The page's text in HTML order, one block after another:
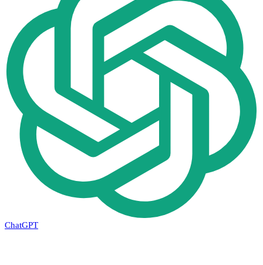
ChatGPT